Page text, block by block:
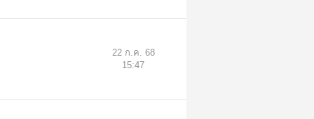
22 ก.ค. 68
15:47